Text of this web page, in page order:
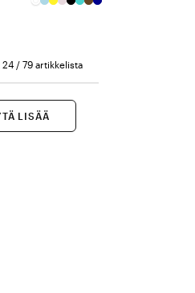
/ 79 artikkelista
LISÄÄ